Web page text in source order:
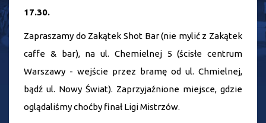
17.30.
Zapraszamy do Zakątek Shot Bar (nie mylić z Zakątek
caffe & bar), na ul. Chemielnej 5 (ścisłe centrum
Warszawy - wejście przez bramę od ul. Chmielnej,
bądź ul. Nowy Świat). Zaprzyjaźnione miejsce, gdzie
oglądaliśmy choćby finał Ligi Mistrzów.